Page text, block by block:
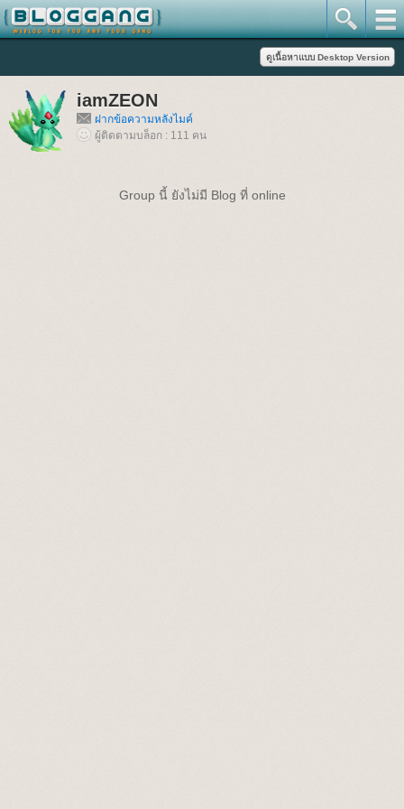
iamZEON
ฝากข้อความหลังไมค์
ผู้ติดตามบล็อก : 111 คน
Group นี้ ยังไม่มี Blog ที่ online